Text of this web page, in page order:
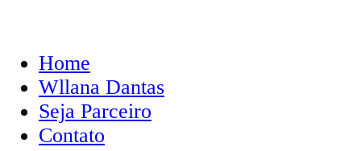
Home
Wllana Dantas
Seja Parceiro
Contato